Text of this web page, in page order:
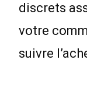
discrets
votre
suivre